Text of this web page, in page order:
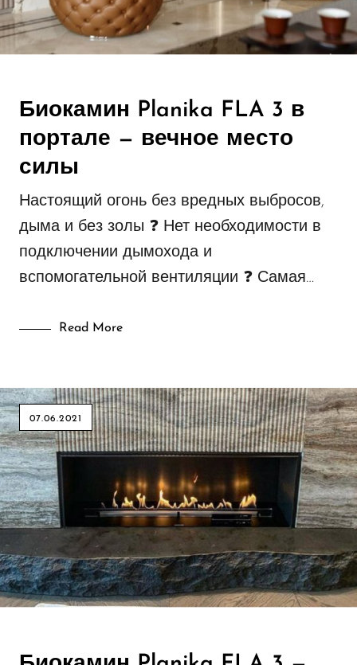
Биокамин Planika FLA 3 в
портале — вечное место
силы
Настоящий огонь без вредных выбросов,
дыма и без золы ❓ Нет необходимости в
подключении дымохода и
вспомогательной вентиляции ❓ Самая…
Read More
07.06.2021